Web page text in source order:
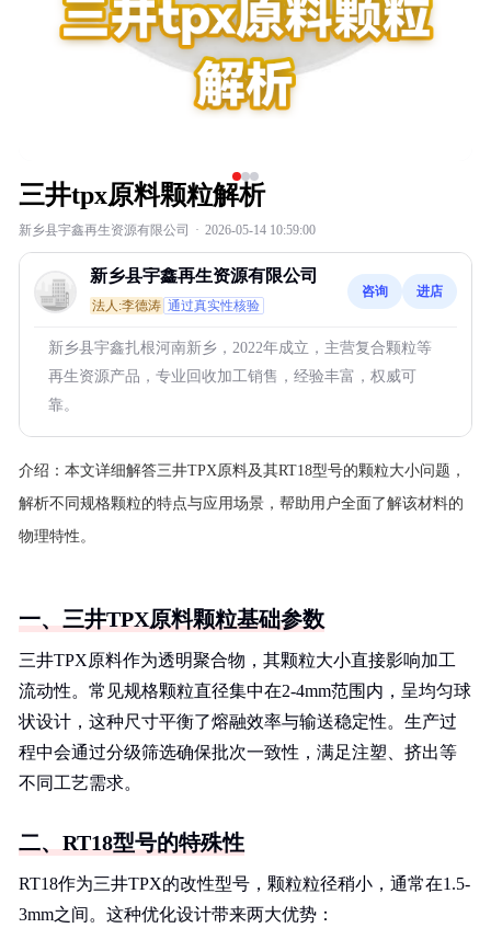
三井tpx原料颗粒解析
新乡县宇鑫再生资源有限公司 · 2026-05-14 10:59:00
新乡县宇鑫再生资源有限公司
法人:李德涛 通过真实性核验
咨询 进店
新乡县宇鑫扎根河南新乡，2022年成立，主营复合颗粒等
再生资源产品，专业回收加工销售，经验丰富，权威可
靠。
介绍： 本文详细解答三井TPX原料及其RT18型号的颗粒大小问题，
解析不同规格颗粒的特点与应用场景，帮助用户全面了解该材料的
物理特性。
一、三井TPX原料颗粒基础参数
三井TPX原料作为透明聚合物，其颗粒大小直接影响加工
流动性。常见规格颗粒直径集中在2-4mm范围内，呈均匀球
状设计，这种尺寸平衡了熔融效率与输送稳定性。生产过
程中会通过分级筛选确保批次一致性，满足注塑、挤出等
不同工艺需求。
二、RT18型号的特殊性
RT18作为三井TPX的改性型号，颗粒粒径稍小，通常在1.5-
3mm之间。这种优化设计带来两大优势：